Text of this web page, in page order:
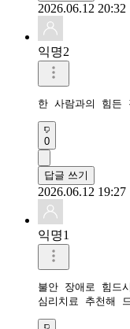
2026.06.12 20:32
익명2
한 사람과의 힘든
0
답글 쓰기
2026.06.12 19:27
익명1
불안 장애로 힘드
심리치료 추천해